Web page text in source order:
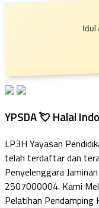
Idul
YPSDA 💘 Halal
LP3H Yayasan
telah terdaftar dan
Penyelenggara
2507000004. Kami
Pelatihan Pendamping